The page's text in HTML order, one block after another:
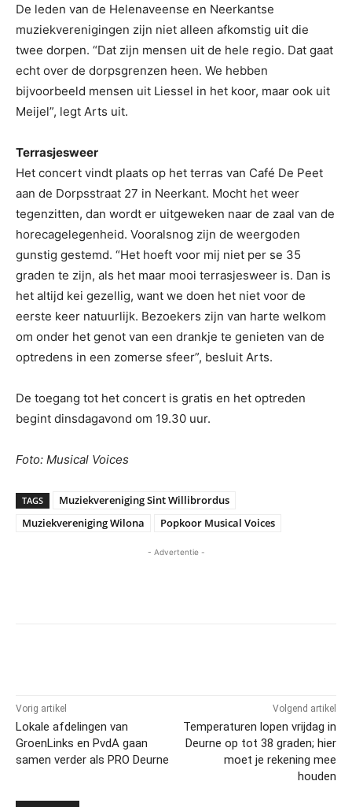
De leden van de Helenaveense en Neerkantse
muziekverenigingen zijn niet alleen afkomstig uit die
twee dorpen. “Dat zijn mensen uit de hele regio. Dat gaat
echt over de dorpsgrenzen heen. We hebben
bijvoorbeeld mensen uit Liessel in het koor, maar ook uit
Meijel”, legt Arts uit.
Terrasjesweer
Het concert vindt plaats op het terras van Café De Peet
aan de Dorpsstraat 27 in Neerkant. Mocht het weer
tegenzitten, dan wordt er uitgeweken naar de zaal van de
horecagelegenheid. Vooralsnog zijn de weergoden
gunstig gestemd. “Het hoeft voor mij niet per se 35
graden te zijn, als het maar mooi terrasjesweer is. Dan is
het altijd kei gezellig, want we doen het niet voor de
eerste keer natuurlijk. Bezoekers zijn van harte welkom
om onder het genot van een drankje te genieten van de
optredens in een zomerse sfeer”, besluit Arts.
De toegang tot het concert is gratis en het optreden
begint dinsdagavond om 19.30 uur.
Foto: Musical Voices
TAGS
Muziekvereniging Sint Willibrordus
Muziekvereniging Wilona
Popkoor Musical Voices
- Advertentie -
Vorig artikel
Lokale afdelingen van
GroenLinks en PvdA gaan
samen verder als PRO Deurne
Volgend artikel
Temperaturen lopen vrijdag in
Deurne op tot 38 graden; hier
moet je rekening mee
houden